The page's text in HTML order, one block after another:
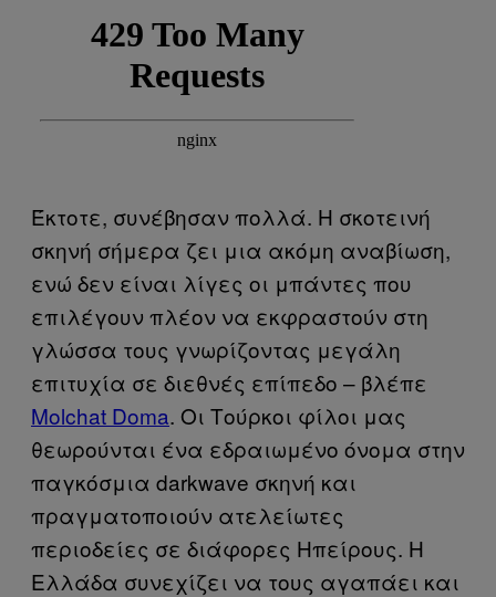
Έκτοτε, συνέβησαν πολλά. Η σκοτεινή
σκηνή σήμερα ζει μια ακόμη αναβίωση,
ενώ δεν είναι λίγες οι μπάντες που
επιλέγουν πλέον να εκφραστούν στη
γλώσσα τους γνωρίζοντας μεγάλη
επιτυχία σε διεθνές επίπεδο – βλέπε
Molchat Doma. Οι Τούρκοι φίλοι μας
θεωρούνται ένα εδραιωμένο όνομα στην
παγκόσμια darkwave σκηνή και
πραγματοποιούν ατελείωτες
περιοδείες σε διάφορες Ηπείρους. Η
Ελλάδα συνεχίζει να τους αγαπάει και